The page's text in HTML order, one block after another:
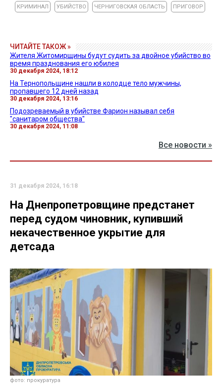
КРИМИНАЛ УБИЙСТВО ЧЕРНИГОВСКАЯ ОБЛАСТЬ ПРИГОВОР
ЧИТАЙТЕ ТАКОЖ »
Жителя Житомирщины будут судить за двойное убийство во
время празднования его юбилея
30 декабря 2024, 18:12
На Тернопольщине нашли в колодце тело мужчины,
пропавшего 12 дней назад
30 декабря 2024, 13:16
Подозреваемый в убийстве Фарион называл себя
"санитаром общества"
30 декабря 2024, 11:08
Все новости »
31 декабря 2024, 16:18
На Днепропетровщине предстанет
перед судом чиновник, купивший
некачественное укрытие для
детсада
фото: прокуратура